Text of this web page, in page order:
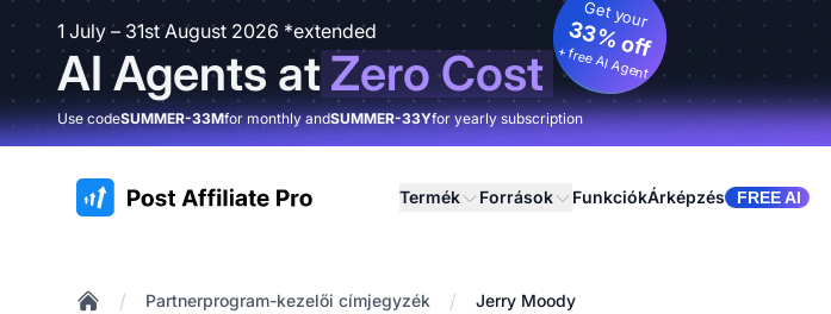
1 July – 31st August 2026 *extended
AI Agents atZero Cost
Get your
33% off
+ free AI Agent
Use codeSUMMER-33Mfor monthly andSUMMER-33Yfor yearly subscription
:site.title Termék Források FunkciókÁrképzés FREE AI
/ Partnerprogram-kezelői címjegyzék / Jerry Moody